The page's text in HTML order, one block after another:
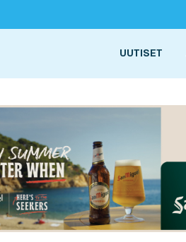
UUTISET